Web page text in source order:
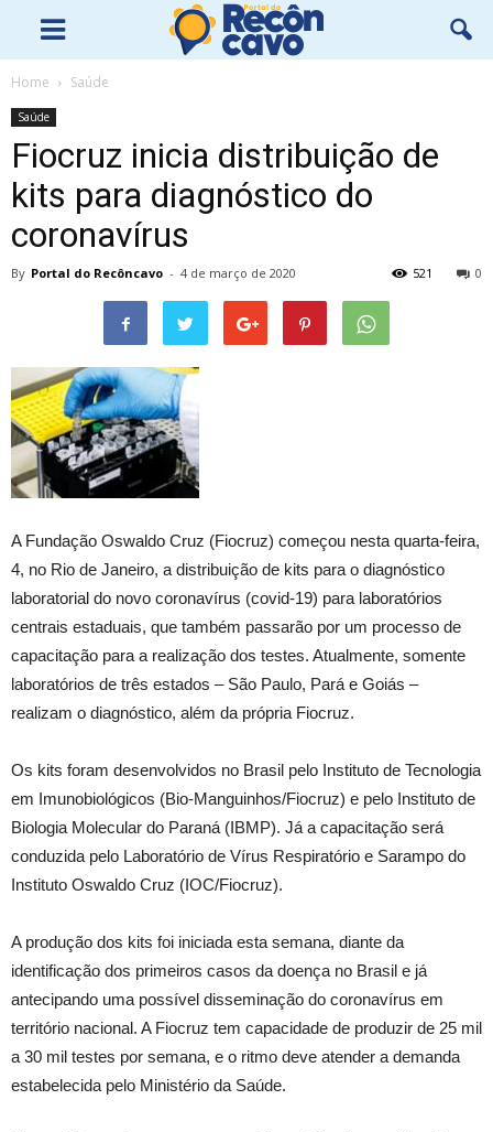
Home Saúde
Saúde
Fiocruz inicia distribuição de
kits para diagnóstico do
coronavírus
By Portal do Recôncavo - 4 de março de 2020 0
521
A Fundação Oswaldo Cruz (Fiocruz) começou nesta quarta-feira,
4, no Rio de Janeiro, a distribuição de kits para o diagnóstico
laboratorial do novo coronavírus (covid-19) para laboratórios
centrais estaduais, que também passarão por um processo de
capacitação para a realização dos testes. Atualmente, somente
laboratórios de três estados – São Paulo, Pará e Goiás –
realizam o diagnóstico, além da própria Fiocruz.
Os kits foram desenvolvidos no Brasil pelo Instituto de Tecnologia
em Imunobiológicos (Bio-Manguinhos/Fiocruz) e pelo Instituto de
Biologia Molecular do Paraná (IBMP). Já a capacitação será
conduzida pelo Laboratório de Vírus Respiratório e Sarampo do
Instituto Oswaldo Cruz (IOC/Fiocruz).
A produção dos kits foi iniciada esta semana, diante da
identificação dos primeiros casos da doença no Brasil e já
antecipando uma possível disseminação do coronavírus em
território nacional. A Fiocruz tem capacidade de produzir de 25 mil
a 30 mil testes por semana, e o ritmo deve atender a demanda
estabelecida pelo Ministério da Saúde.